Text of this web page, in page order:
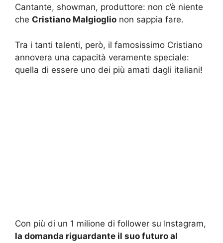
Cantante, showman, produttore: non c’è niente
che Cristiano Malgioglio non sappia fare.
Tra i tanti talenti, però, il famosissimo Cristiano
annovera una capacità veramente speciale:
quella di essere uno dei più amati dagli italiani!
Con più di un 1 milione di follower su Instagram,
la domanda riguardante il suo futuro al